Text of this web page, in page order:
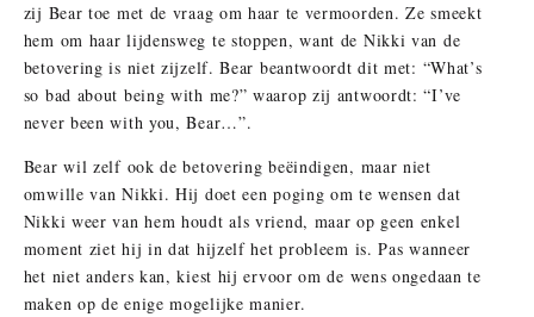
zij Bear toe met de vraag om haar te vermoorden. Ze smeekt
hem om haar lijdensweg te stoppen, want de Nikki van de
betovering is niet zijzelf. Bear beantwoordt dit met: “What’s
so bad about being with me?” waarop zij antwoordt: “I’ve
never been with you, Bear…”.
Bear wil zelf ook de betovering beëindigen, maar niet
omwille van Nikki. Hij doet een poging om te wensen dat
Nikki weer van hem houdt als vriend, maar op geen enkel
moment ziet hij in dat hijzelf het probleem is. Pas wanneer
het niet anders kan, kiest hij ervoor om de wens ongedaan te
maken op de enige mogelijke manier.